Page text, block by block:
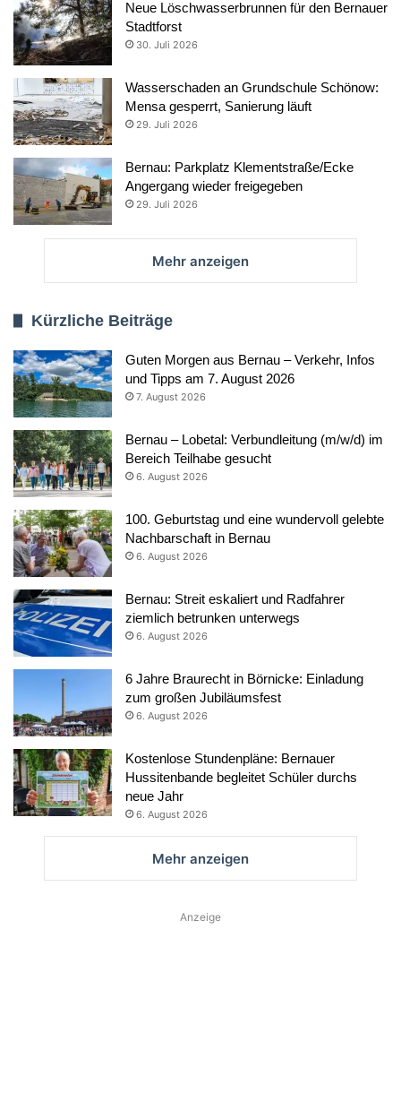
Neue Löschwasserbrunnen für den Bernauer
Stadtforst
30. Juli 2026
Wasserschaden an Grundschule Schönow:
Mensa gesperrt, Sanierung läuft
29. Juli 2026
Bernau: Parkplatz Klementstraße/Ecke
Angergang wieder freigegeben
29. Juli 2026
Mehr anzeigen
Kürzliche Beiträge
Guten Morgen aus Bernau – Verkehr, Infos
und Tipps am 7. August 2026
7. August 2026
Bernau – Lobetal: Verbundleitung (m/w/d) im
Bereich Teilhabe gesucht
6. August 2026
100. Geburtstag und eine wundervoll gelebte
Nachbarschaft in Bernau
6. August 2026
Bernau: Streit eskaliert und Radfahrer
ziemlich betrunken unterwegs
6. August 2026
6 Jahre Braurecht in Börnicke: Einladung
zum großen Jubiläumsfest
6. August 2026
Kostenlose Stundenpläne: Bernauer
Hussitenbande begleitet Schüler durchs
neue Jahr
6. August 2026
Mehr anzeigen
Anzeige